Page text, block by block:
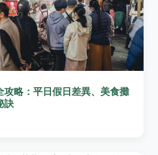
略：平日假日差異、美食攤
訣